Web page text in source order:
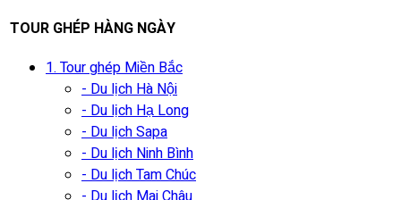
TOUR GHÉP HÀNG NGÀY
1. Tour ghép Miền Bắc
- Du lịch Hà Nội
- Du lịch Hạ Long
- Du lịch Sapa
- Du lịch Ninh Bình
- Du lịch Tam Chúc